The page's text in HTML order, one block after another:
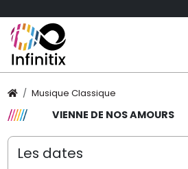
Musique Classique
VIENNE DE NOS AMOURS
Les dates